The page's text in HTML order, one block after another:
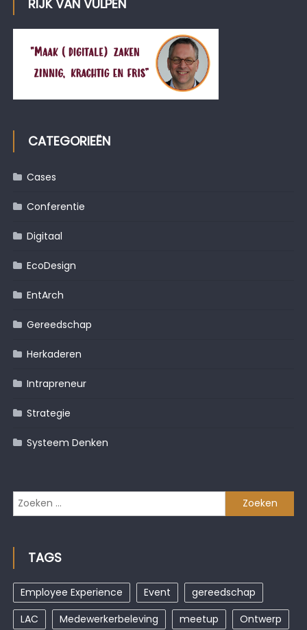
RIJK VAN VULPEN
CATEGORIEËN
Cases
Conferentie
Digitaal
EcoDesign
EntArch
Gereedschap
Herkaderen
Intrapreneur
Strategie
Systeem Denken
Zoeken
naar:
TAGS
Employee Experience Event
gereedschap
LAC
Medewerkerbeleving meetup Ontwerp